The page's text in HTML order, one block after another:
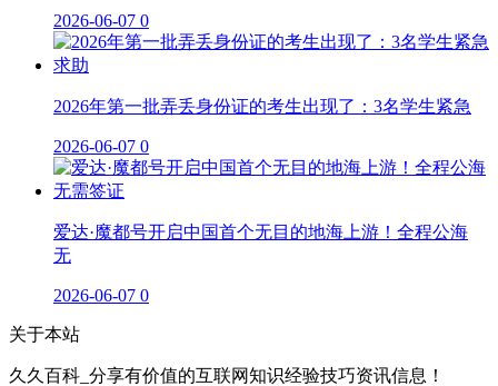
2026-06-07 0
2026年第一批弄丢身份证的考生出现了：3名学生紧急
2026-06-07 0
爱达·魔都号开启中国首个无目的地海上游！全程公海
无
2026-06-07 0
关于本站
久久百科_分享有价值的互联网知识经验技巧资讯信息！